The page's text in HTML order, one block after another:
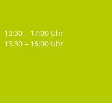
13:30 – 17:00 Uhr
13:30 – 16:00 Uhr